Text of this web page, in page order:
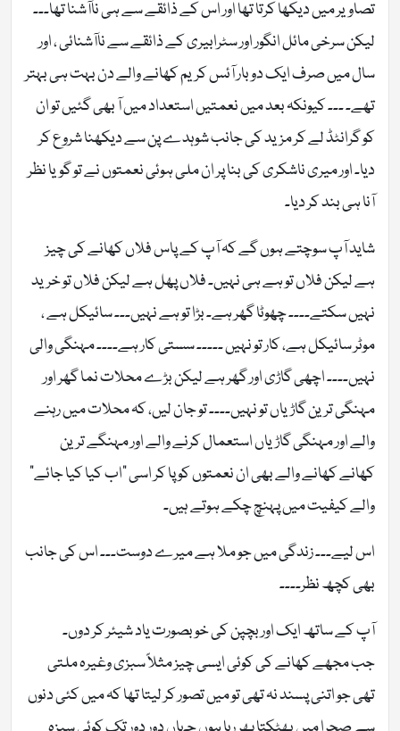
تصاویر میں دیکھا کرتا تھا اور اس کے ذائقے سے ہی ناآشنا تھا۔۔۔
لیکن سرخی مائل انگور اور سٹرابیری کے ذائقے سے ناآشنائی ، اور
سال میں صرف ایک دو بار آئس کریم کھانے والے دن بہت ہی بہتر
تھے۔ ۔۔۔ کیونکہ بعد میں نعمتیں استعداد میں آ بھی گئیں تو ان
کو گرانٹڈ لے کر مزید کی جانب شوہدے پن سے دیکھنا شروع کر
دیا۔ اور میری ناشکری کی بنا پر ان ملی ہوئی نعمتوں نے تو گویا نظر
آنا ہی بند کر دیا۔
شاید آپ سوچتے ہوں گے کہ آپ کے پاس فلاں کھانے کی چیز
ہے لیکن فلاں تو ہے ہی نہیں۔ فلاں پھل ہے لیکن فلاں تو خرید
نہیں سکتے۔۔۔۔ چھوٹا گھر ہے۔ بڑا تو ہے نہیں۔۔۔ سائیکل ہے ،
موٹر سائیکل ہے، کار تو نہیں ۔۔۔۔۔ سستی کار ہے۔۔۔۔ مہنگی والی
نہیں۔۔۔۔ اچھی گاڑی اور گھر ہے لیکن بڑے محلات نما گھر اور
مہنگی ترین گاڑیاں تو نہیں۔۔۔۔ تو جان لیں، کہ محلات میں رہنے
والے اور مہنگی گاڑیاں استعمال کرنے والے اور مہنگے ترین
کھانے کھانے والے بھی ان نعمتوں کو پا کر اسی “اب کیا کیا جائے”
والے کیفیت میں پہنچ چکے ہوتے ہیں۔
اس لیے۔۔۔ زندگی میں جو ملا ہے میرے دوست۔۔۔ اس کی جانب
بھی کچھ نظر۔۔۔۔
آپ کے ساتھ ایک اور بچپن کی خوبصورت یاد شیئر کر دوں۔
جب مجھے کھانے کی کوئی ایسی چیز مثلاً سبزی وغیرہ ملتی
تھی جو اتنی پسند نہ تھی تو میں تصور کر لیتا تھا کہ میں کئی دنوں